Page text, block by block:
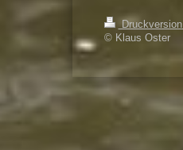
Druckversion
© Klaus Oster